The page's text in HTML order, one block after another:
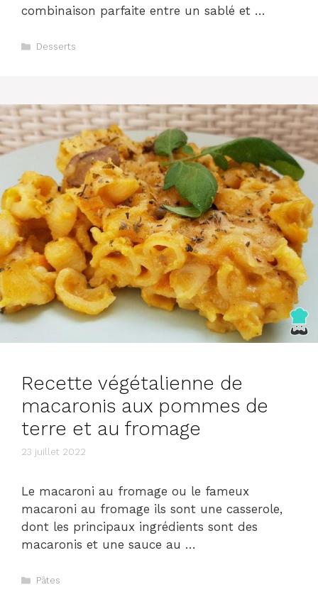
combinaison parfaite entre un sablé et …
Catégories
Desserts
Recette végétalienne de
macaronis aux pommes de
terre et au fromage
23 juillet 2022
Le macaroni au fromage ou le fameux
macaroni au fromage ils sont une casserole,
dont les principaux ingrédients sont des
macaronis et une sauce au …
Catégories
Pâtes